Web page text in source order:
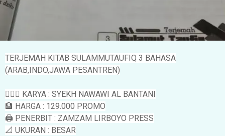
TERJEMAH KITAB SULAMMUTAUFIQ 3 BAHASA
(ARAB,INDO,JAWA PESANTREN)
👳🏻‍♂️ KARYA : SYEKH NAWAWI AL BANTANI
🏦 HARGA : 129.000 PROMO
🖨️ PENERBIT : ZAMZAM LIRBOYO PRESS
📐 UKURAN : BESAR